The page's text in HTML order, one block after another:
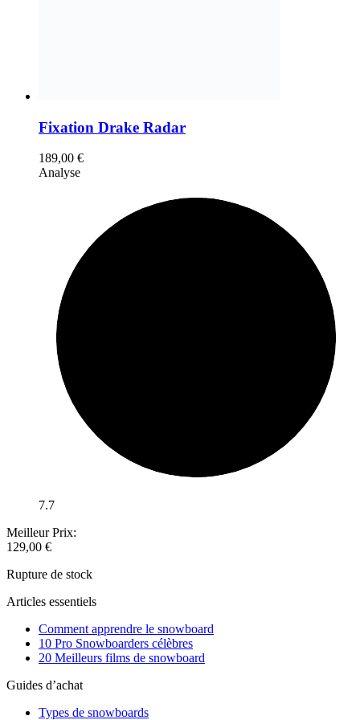
Fixation Drake Radar
189,00 €
Analyse
7.7
Meilleur Prix:
129,00 €
Rupture de stock
Articles essentiels
Comment apprendre le snowboard
10 Pro Snowboarders célèbres
20 Meilleurs films de snowboard
Guides d’achat
Types de snowboards